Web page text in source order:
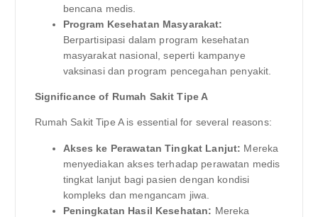
bencana medis.
Program Kesehatan Masyarakat:
Berpartisipasi dalam program kesehatan
masyarakat nasional, seperti kampanye
vaksinasi dan program pencegahan penyakit.
Significance of Rumah Sakit Tipe A
Rumah Sakit Tipe A is essential for several reasons:
Akses ke Perawatan Tingkat Lanjut: Mereka
menyediakan akses terhadap perawatan medis
tingkat lanjut bagi pasien dengan kondisi
kompleks dan mengancam jiwa.
Peningkatan Hasil Kesehatan: Mereka